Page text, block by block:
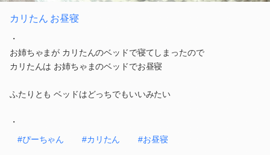
カリたん お昼寝
・
お姉ちゃまが カリたんのベッドで寝てしまったので
カリたんは お姉ちゃまのベッドでお昼寝
ふたりとも ベッドはどっちでもいいみたい
・
#ぴーちゃん
#カリたん #お昼寝